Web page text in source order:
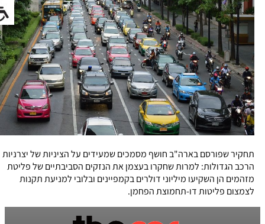
תחקיר שפורסם בארה"ב חושף מסמכים שמעידים על הציניות של יצרניות
הרכב הגדולות: למרות שחקרו בעצמן את הנזקים הסביבתיים של פליטת
מזהמים הן השקיעו מיליוני דולרים בקמפיינים ובלובי למניעת תקנות
לצמצום פליטות דו-תחמוצת הפחמן.